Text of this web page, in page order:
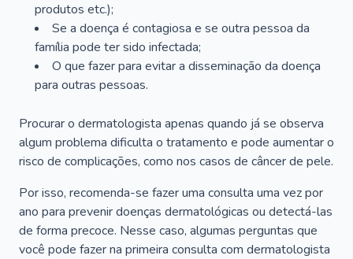
produtos etc.);
Se a doença é contagiosa e se outra pessoa da
família pode ter sido infectada;
O que fazer para evitar a disseminação da doença
para outras pessoas.
Procurar o dermatologista apenas quando já se observa
algum problema dificulta o tratamento e pode aumentar o
risco de complicações, como nos casos de câncer de pele.
Por isso, recomenda-se fazer uma consulta uma vez por
ano para prevenir doenças dermatológicas ou detectá-las
de forma precoce. Nesse caso, algumas perguntas que
você pode fazer na primeira consulta com dermatologista